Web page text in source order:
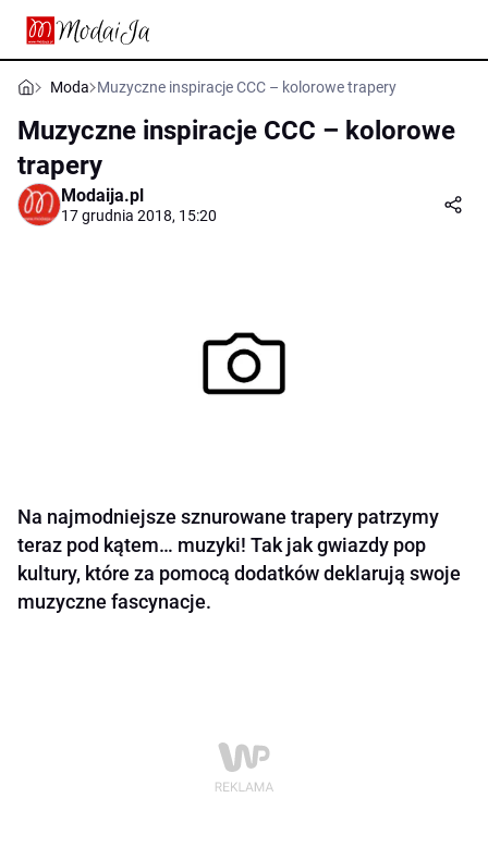
Moda Muzyczne inspiracje CCC – kolorowe trapery
Muzyczne inspiracje CCC – kolorowe
trapery
Modaija.pl
17 grudnia 2018, 15:20
Na najmodniejsze sznurowane trapery patrzymy
teraz pod kątem… muzyki! Tak jak gwiazdy pop
kultury, które za pomocą dodatków deklarują swoje
muzyczne fascynacje.